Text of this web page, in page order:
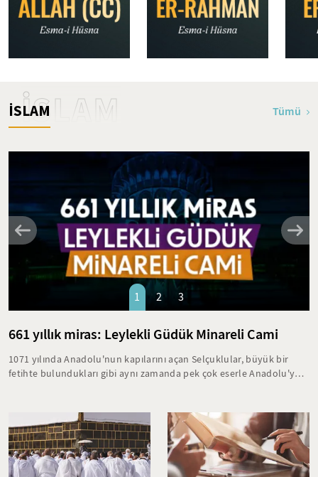
İSLAM
İSLAM Tümü
661 yıllık miras: Leylekli Güdük Minareli Cami
1071 yılında Anadolu'nun kapılarını açan Selçuklular, büyük bir
fetihte bulundukları gibi aynı zamanda pek çok eserle Anadolu'yu
kalem işleri ve ahşap sütunları ile Anadolu Selçukluları'nın
zarafetinin en güzel temsillerinden biri. Halk arasında Leylekli
Güdük Minareli Camii olarak bilinen Hoca Şeyh Muhittin Camii'ni
araştırdık.
1 2 3